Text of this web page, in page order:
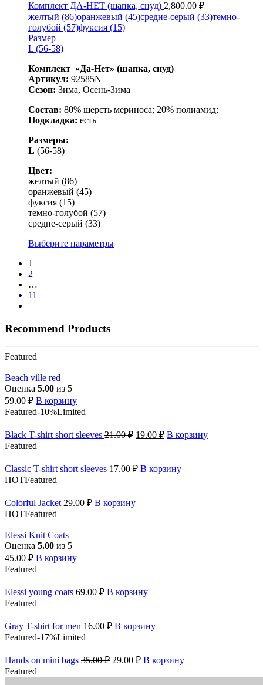
Комплект ДА-НЕТ (шапка, снуд) 2,800.00 ₽
желтый (86)оранжевый (45)средне-серый (33)темно-
голубой (57)фуксия (15)
Размер
L (56-58)
Комплект «Да-Нет» (шапка, снуд)
Артикул: 92585N
Сезон: Зима, Осень-Зима
Состав: 80% шерсть мериноса; 20% полиамид;
Подкладка: есть
Размеры:
L (56-58)
Цвет:
желтый (86)
оранжевый (45)
фуксия (15)
темно-голубой (57)
средне-серый (33)
Выберите параметры
1
2
…
11
Recommend Products
Featured
Beach ville red
Оценка 5.00 из 5
59.00 ₽ В корзину
Featured-10%Limited
Black T-shirt short sleeves 21.00₽ 19.00 ₽ В корзину
Featured
Classic T-shirt short sleeves 17.00 ₽ В корзину
HOTFeatured
Colorful Jacket29.00 ₽ В корзину
HOTFeatured
Elessi Knit Coats
Оценка 5.00 из 5
45.00 ₽ В корзину
Featured
Elessi young coats 69.00 ₽ В корзину
Featured
Gray T-shirt for men 16.00 ₽ В корзину
Featured-17%Limited
Hands on mini bags 35.00₽ 29.00 ₽ В корзину
Featured